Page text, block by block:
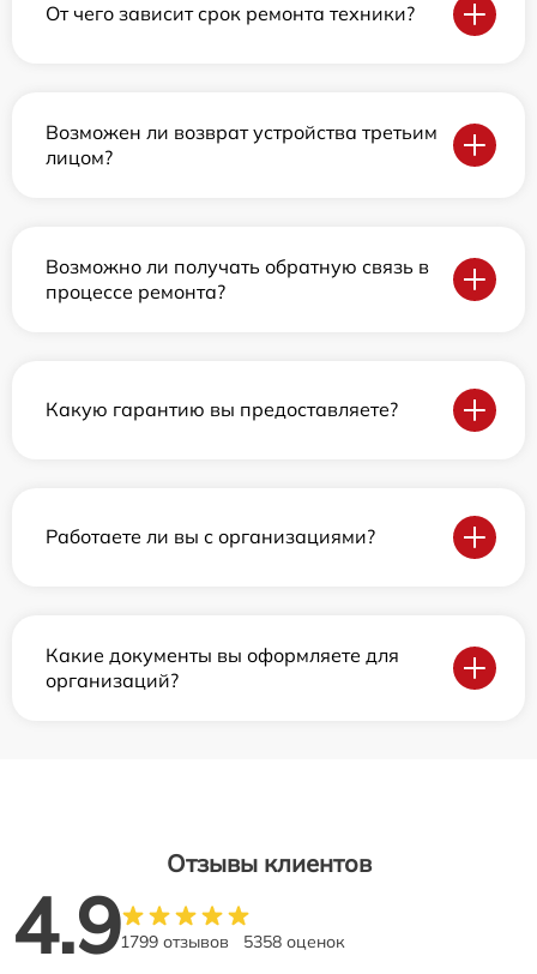
От чего зависит срок ремонта техники?
Возможен ли возврат устройства третьим
лицом?
Возможно ли получать обратную связь в
процессе ремонта?
Какую гарантию вы предоставляете?
Работаете ли вы с организациями?
Какие документы вы оформляете для
организаций?
Отзывы клиентов
4.91799 отзывов 5358 оценок